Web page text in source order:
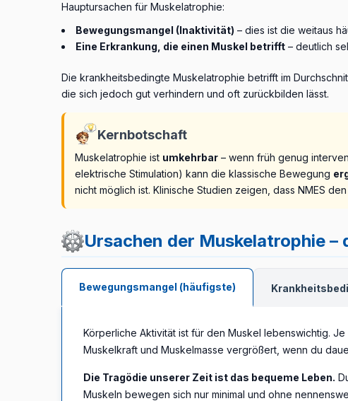
Hauptursachen für Muskelatrophie:
Bewegungsmangel (Inaktivität) – dies ist die weitaus
Eine Erkrankung, die einen Muskel betrifft – deutlich
Die krankheitsbedingte Muskelatrophie betrifft im
die sich jedoch gut verhindern und oft zurückbilden lässt.
Kernbotschaft
Muskelatrophie ist umkehrbar – wenn früh genug
elektrische Stimulation) kann die klassische Bewegung
nicht möglich ist. Klinische Studien zeigen, dass NMES
Ursachen der Muskelatrophie –
Bewegungsmangel (häufigste)
Körperliche Aktivität ist für den Muskel lebenswichtig.
Muskelkraft und Muskelmasse vergrößert, wenn du
Die Tragödie unserer Zeit ist das bequeme Leben.
Muskeln bewegen sich nur minimal und ohne